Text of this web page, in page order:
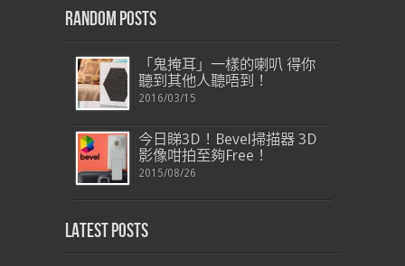
Random Posts
「鬼掩耳」一樣的喇叭 得你
聽到其他人聽唔到！
2016/03/15
今日睇3D！Bevel掃描器 3D
影像咁拍至夠Free！
2015/08/26
Latest Posts